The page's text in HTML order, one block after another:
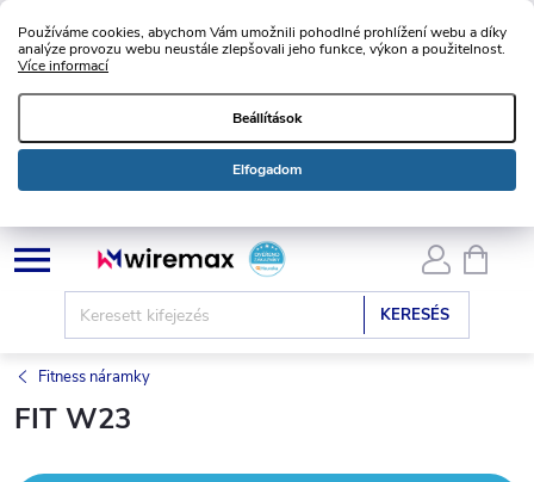
Používáme cookies, abychom Vám umožnili pohodlné prohlížení webu a díky
analýze provozu webu neustále zlepšovali jeho funkce, výkon a použitelnost.
Více informací
Beállítások
Elfogadom
Ugrás
KERESÉS
Fitness náramky
FIT W23